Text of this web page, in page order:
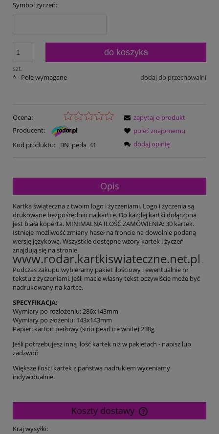
Symbol życzeń:
szt.
do koszyka
dodaj do przechowalni
*- Pole wymagane
Ocena:
Producent:
Kod produktu:
BN_perła_41
zapytaj o produkt
poleć znajomemu
dodaj opinię
Opis
Kartka świąteczna z twoim logo i życzeniami. Logo i życzenia są
drukowane bezpośrednio na kartce. Do każdej kartki dołączona
jest biała koperta. MINIMALNA ILOŚĆ ZAMÓWIENIA: 30 kartek.
Istnieje możliwość zmiany haseł na froncie na dowolnie podaną
wersję językową. Wszystkie dostępne wzory kartek i życzeń
znajdują się na stronie
www.rodar.kartkiswiateczne.net.pl .
Podczas zakupu wybieramy pakiet ilościowy i ewentualnie nr
tekstu z życzeniami. Jeśli macie własny tekst oczywiście może być
nadrukowany na kartce.
SPECYFIKACJA:
Wymiary po rozłożeniu: 286x143mm
Wymiary po złożeniu: 143x143mm
Papier: karton perłowy (sirio pearl ice white) 230g
Jeśli potrzebujesz inną ilość kartek niż w pakietach - napisz lub
zadzwoń
Większe ilości kartek z państwa nadrukiem wyceniamy
indywidualnie.
Koszty dostawy
Cena nie zawiera ewentualnych kosztów płatności
Kraj wysyłki: